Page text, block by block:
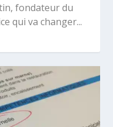
fondateur du
qui va changer...